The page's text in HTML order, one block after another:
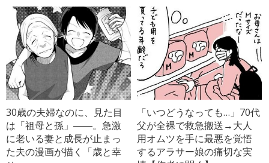
30歳の夫婦なのに、見た目
は「祖母と孫」――。急激
に老いる妻と成長が止まっ
た夫の漫画が描く「歳と幸
「いつどうなっても…」70代
父が全裸で救急搬送→大人
用オムツを手に最悪を覚悟
するアラサー娘の痛切な実